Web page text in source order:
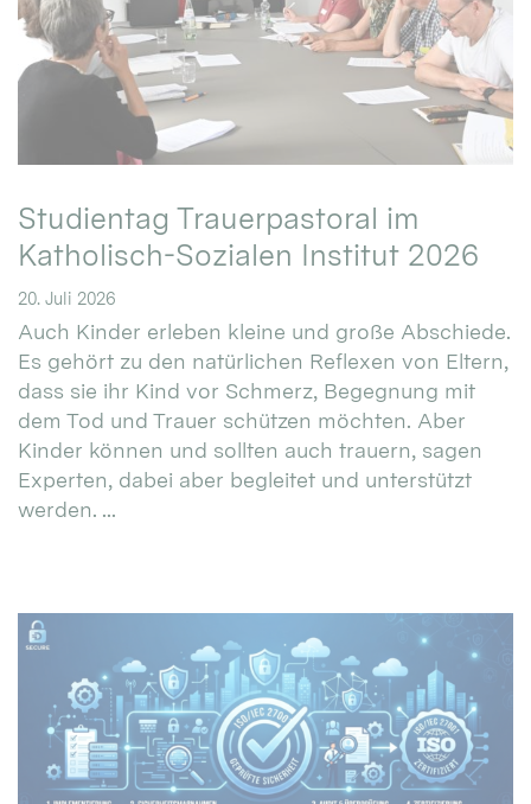
Studientag Trauerpastoral im
Katholisch-Sozialen Institut 2026
20. Juli 2026
Auch Kinder erleben kleine und große Abschiede.
Es gehört zu den natürlichen Reflexen von Eltern,
dass sie ihr Kind vor Schmerz, Begegnung mit
dem Tod und Trauer schützen möchten. Aber
Kinder können und sollten auch trauern, sagen
Experten, dabei aber begleitet und unterstützt
werden. ...